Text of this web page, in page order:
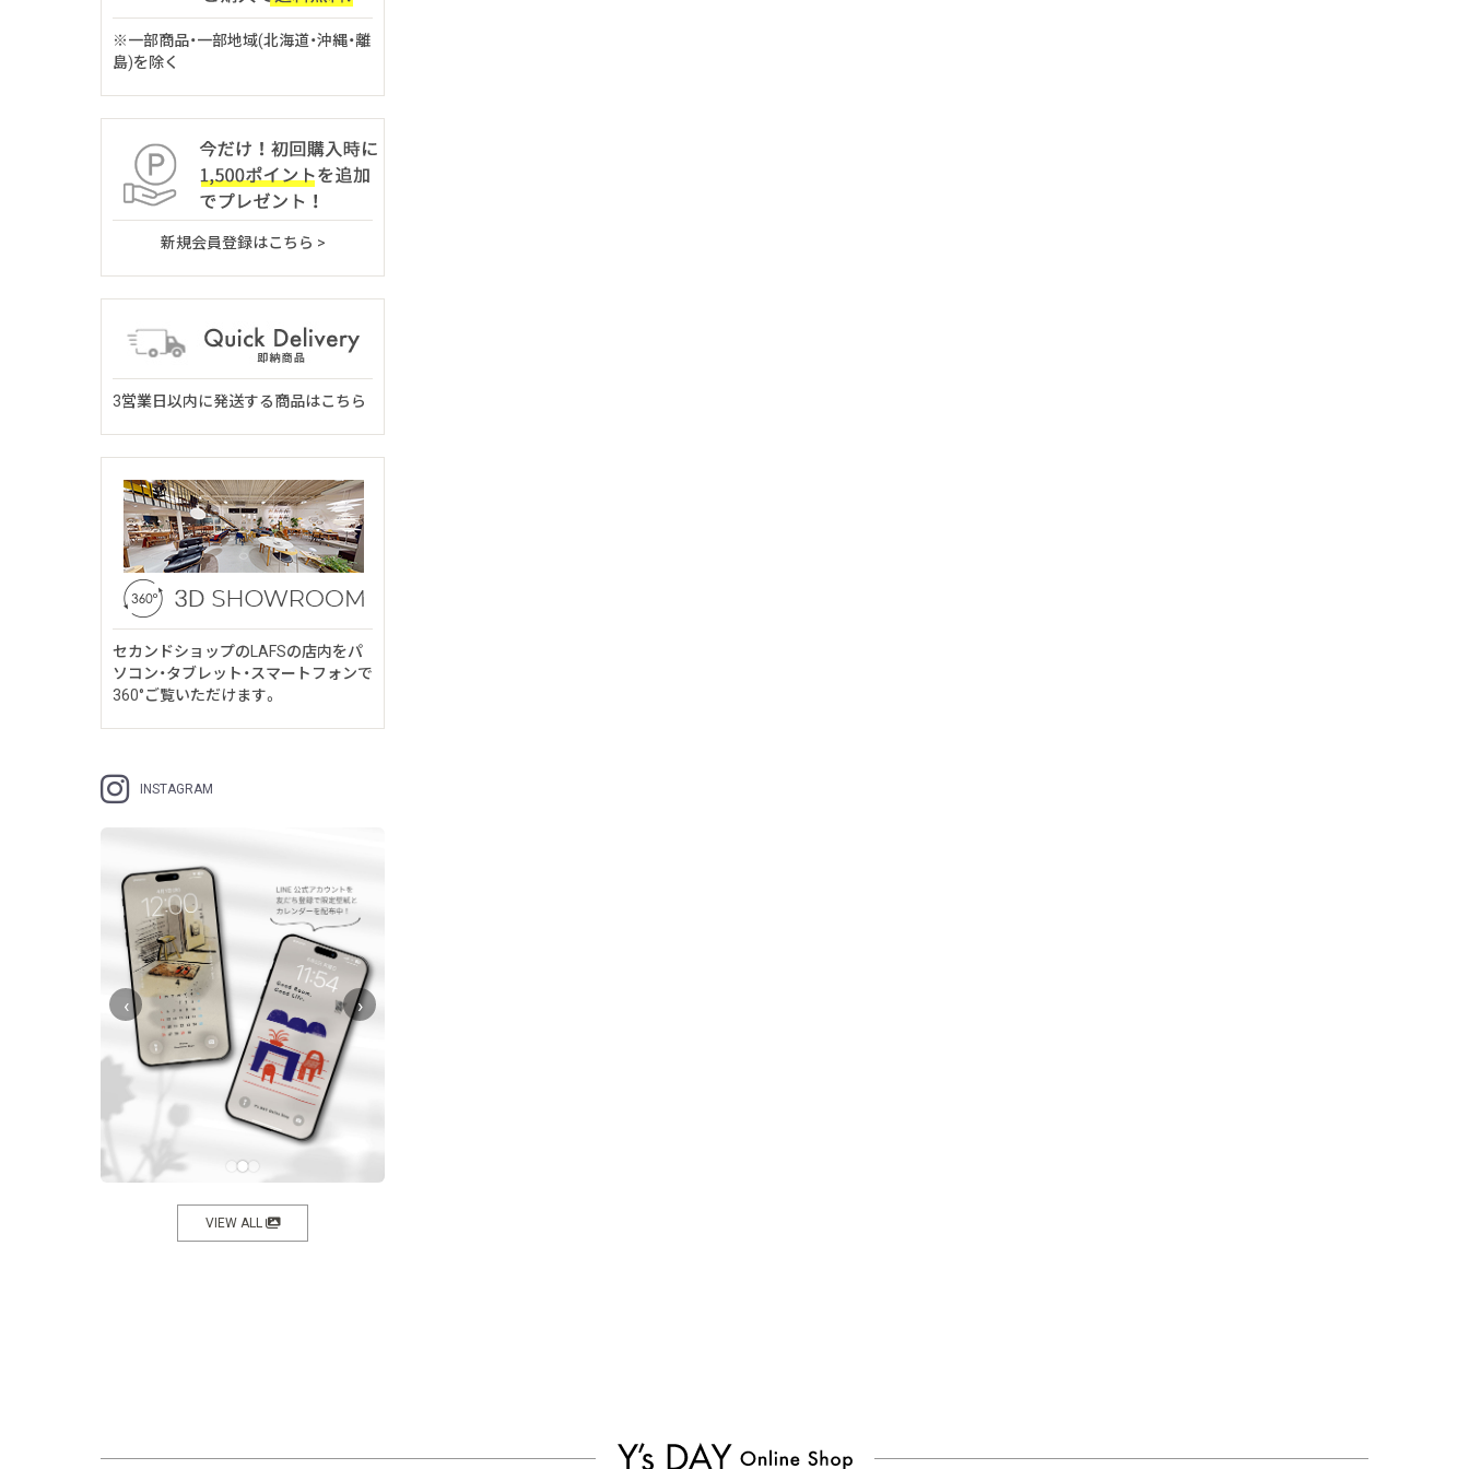
※一部商品・一部地域(北海道・沖縄・離
島)を除く
新規会員登録はこちら >
3営業日以内に発送する商品はこちら
セカンドショップのLAFSの店内をパ
ソコン・タブレット・スマートフォンで
360°ご覧いただけます。
INSTAGRAM
‹ ›
VIEW ALL